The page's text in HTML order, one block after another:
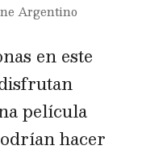
Argentino
en este
película
hacer